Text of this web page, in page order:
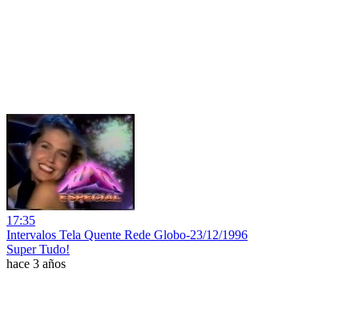
17:35
Intervalos Tela Quente Rede Globo-23/12/1996
Super Tudo!
hace 3 años